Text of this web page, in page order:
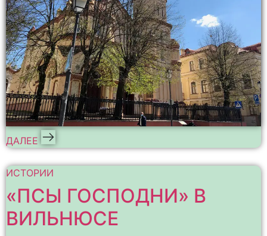
ДАЛЕЕ
ИСТОРИИ
«ПСЫ ГОСПОДНИ» В
ВИЛЬНЮСЕ